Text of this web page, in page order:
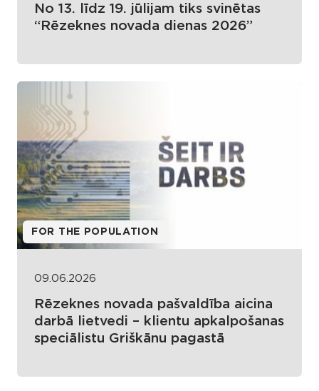
No 13. līdz 19. jūlijam tiks svinētas
“Rēzeknes novada dienas 2026”
FOR THE POPULATION
09.06.2026
Rēzeknes novada pašvaldība aicina
darbā lietvedi – klientu apkalpošanas
speciālistu Griškānu pagastā